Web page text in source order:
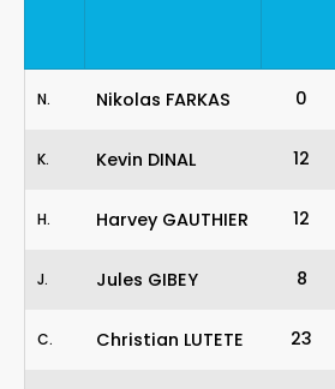
Nikolas FARKAS
N. 0
Kevin DINAL
K. 12
Harvey GAUTHIER
H. 12
Jules GIBEY
J. 8
Christian LUTETE
C. 23